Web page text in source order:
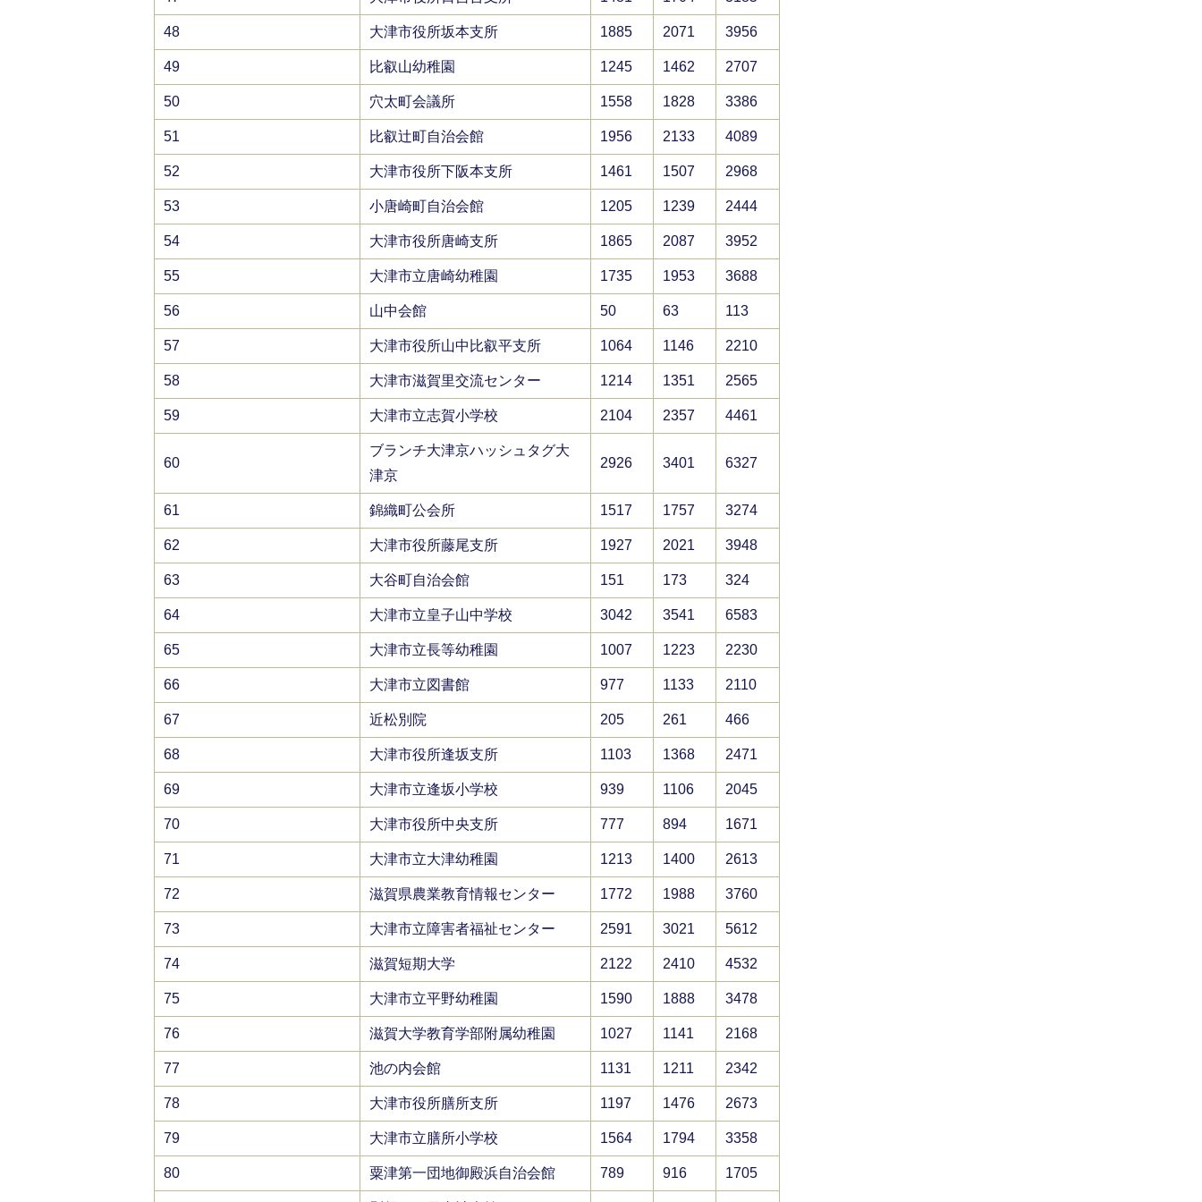
48 大津市役所坂本支所 1885 2071 3956
49 比叡山幼稚園 1245 1462 2707
50 穴太町会議所 1558 1828 3386
51 比叡辻町自治会館 1956 2133 4089
52 大津市役所下阪本支所 1461 1507 2968
53 小唐崎町自治会館 1205 1239 2444
54 大津市役所唐崎支所 1865 2087 3952
55 大津市立唐崎幼稚園 1735 1953 3688
56 山中会館 50 63 113
57 大津市役所山中比叡平支所 1064 1146 2210
58 大津市滋賀里交流センター 1214 1351 2565
59 大津市立志賀小学校 2104 2357 4461
60
ブランチ大津京ハッシュタグ大
津京
2926 3401 6327
61 錦織町公会所 1517 1757 3274
62 大津市役所藤尾支所 1927 2021 3948
63 大谷町自治会館 151 173 324
64 大津市立皇子山中学校 3042 3541 6583
65 大津市立長等幼稚園 1007 1223 2230
66 大津市立図書館 977 1133 2110
67 近松別院 205 261 466
68 大津市役所逢坂支所 1103 1368 2471
69 大津市立逢坂小学校 939 1106 2045
70 大津市役所中央支所 777 894 1671
71 大津市立大津幼稚園 1213 1400 2613
72 滋賀県農業教育情報センター 1772 1988 3760
73 大津市立障害者福祉センター 2591 3021 5612
74 滋賀短期大学 2122 2410 4532
75 大津市立平野幼稚園 1590 1888 3478
76 滋賀大学教育学部附属幼稚園 1027 1141 2168
77 池の内会館 1131 1211 2342
78 大津市役所膳所支所 1197 1476 2673
79 大津市立膳所小学校 1564 1794 3358
80 粟津第一団地御殿浜自治会館 789 916 1705